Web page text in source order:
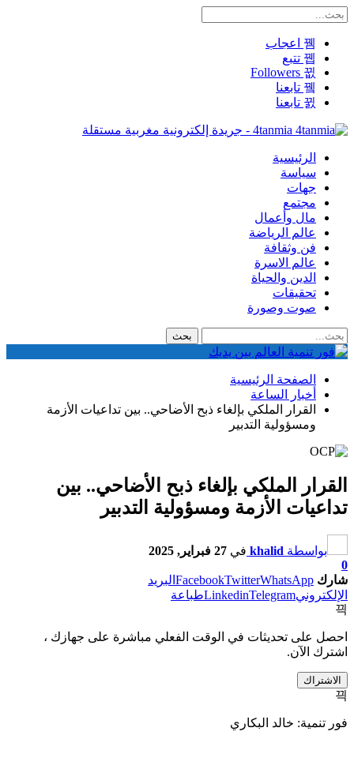
اعجاب
تتبع
تابعنا
تابعنا
4tanmia - جريدة إلكترونية مغربية مستقلة
الرئيسية
سياسة
جهات
مجتمع
مال وأعمال
عالم الرياضة
فن وثقافة
عالم الاسرة
الدين والحياة
تحقيقات
صوت وصورة
الصفحة الرئيسية
أخبار الساعة
القرار الملكي بإلغاء ذبح الأضاحي.. بين تداعيات الأزمة
ومسؤولية التدبير
القرار الملكي بإلغاء ذبح الأضاحي.. بين
تداعيات الأزمة ومسؤولية التدبير
بواسطة khalid في 27 فبراير, 2025
0
شارك
FacebookTwitterWhatsApp
البريد
الإلكتروني
LinkedinTelegram طباعة
احصل على تحديثات في الوقت الفعلي مباشرة على جهازك ،
اشترك الآن.
الاشتراك
فور تنمية: خالد البكاري